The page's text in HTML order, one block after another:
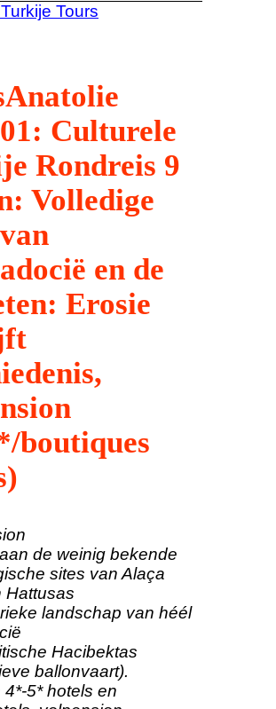
Tours
Culturele
Rondreis 9
Volledige
en de
Erosie
boutiques
de weinig bekende
sites van Alaça
Hattusas
landschap van héél
Hacibektas
ballonvaart).
4*-5* hotels en